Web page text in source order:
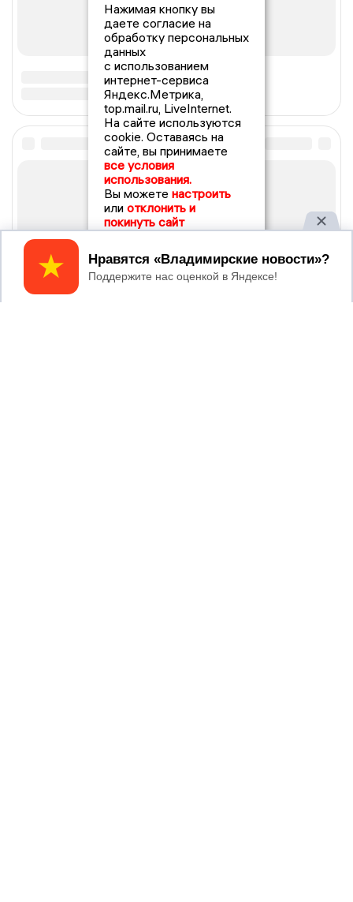
Нажимая кнопку вы
даете согласие на
обработку персональных
данных
с использованием
интернет-сервиса
Яндекс.Метрика,
top.mail.ru, LiveInternet.
На сайте используются
cookie. Оставаясь на
сайте, вы принимаете
все условия
использования.
Вы можете настроить
или отклонить и
покинуть сайт
Принять